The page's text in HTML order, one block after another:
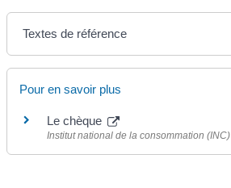
Textes de référence
Pour en savoir plus
Le chèque
Institut national de la consommation (INC)